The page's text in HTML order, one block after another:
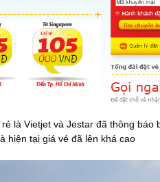
là Vietjet và Jestar đã thông
hiện tại giá vé đã lên khá cao